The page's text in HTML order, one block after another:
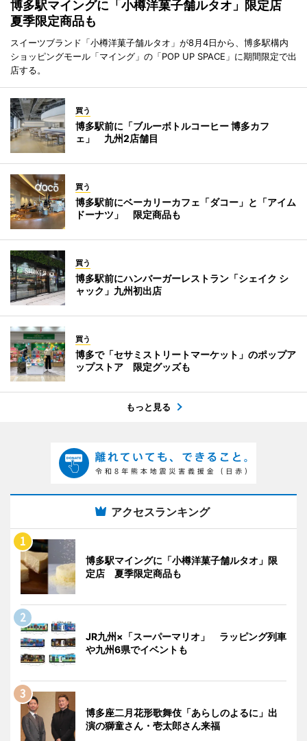
博多駅マイングに「小樽洋菓子舗ルタオ」限定店
夏季限定商品も
スイーツブランド「小樽洋菓子舗ルタオ」が8月4日から、博多駅構内
ショッピングモール「マイング」の「POP UP SPACE」に期間限定で出
店する。
買う
博多駅前に「ブルーボトルコーヒー 博多カフ
ェ」 九州2店舗目
買う
博多駅前にベーカリーカフェ「ダコー」と「アイム
ドーナツ」 限定商品も
買う
博多駅前にハンバーガーレストラン「シェイク シ
ャック」九州初出店
買う
博多で「セサミストリートマーケット」のポップア
ップストア 限定グッズも
もっと見る
アクセスランキング
博多駅マイングに「小樽洋菓子舗ルタオ」限
定店 夏季限定商品も
JR九州×「スーパーマリオ」 ラッピング列車
や九州6県でイベントも
博多座二月花形歌舞伎「あらしのよるに」出
演の獅童さん・壱太郎さん来福